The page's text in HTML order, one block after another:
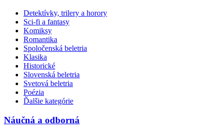
Detektívky, trilery a horory
Sci-fi a fantasy
Komiksy
Romantika
Spoločenská beletria
Klasika
Historické
Slovenská beletria
Svetová beletria
Poézia
Ďalšie kategórie
Náučná a odborná